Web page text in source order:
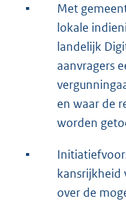
▪
Met
lokale
landelijk
aanvragers
en waar de
worden
▪
kansrijkheid
over de